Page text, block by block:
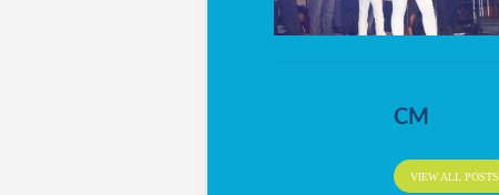
CM
VIEW ALL POSTS